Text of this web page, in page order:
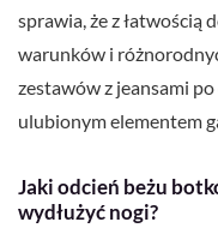
sprawia, że z łatwością
warunków i
zestawów z jeansami
ulubionym elementem
Jaki odcień beżu
wydłużyć nogi?